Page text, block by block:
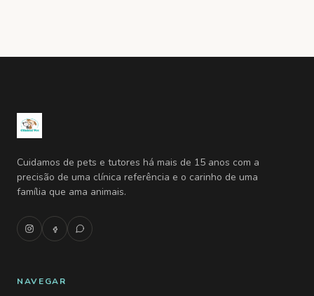
Cuidamos de pets e tutores há mais de 15 anos com a
precisão de uma clínica referência e o carinho de uma
família que ama animais.
NAVEGAR